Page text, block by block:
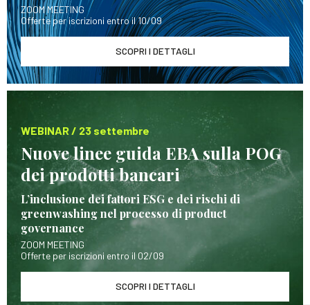
ZOOM MEETING
Offerte per iscrizioni entro il 10/09
SCOPRI I DETTAGLI
WEBINAR / 23 settembre
Nuove linee guida EBA sulla POG
dei prodotti bancari
L’inclusione dei fattori ESG e dei rischi di
greenwashing nel processo di product
governance
ZOOM MEETING
Offerte per iscrizioni entro il 02/09
SCOPRI I DETTAGLI